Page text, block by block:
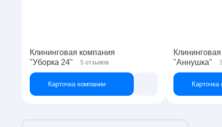
Клининговая компания
"Уборка 24"
5 отзывов
Карточка компании
"Аннушка"
Карточка